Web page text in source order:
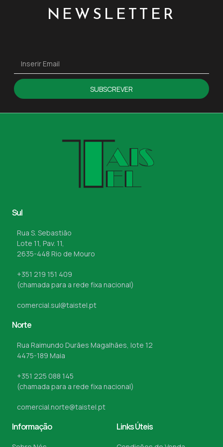
NEWSLETTER
SUBSCREVER
Sul
Rua S. Sebastião
Lote 11, Pav. 11,
2635-448 Rio de Mouro
+351 219 151 409
(chamada para a rede fixa nacional)
comercial.sul@taistel.pt
Norte
Rua Raimundo Durães Magalhães, lote 12
4475-189 Maia
+351 225 088 145
(chamada para a rede fixa nacional)
comercial.norte@taistel.pt
Informação Links Úteis